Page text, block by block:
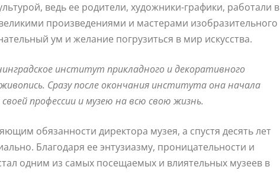
ведь ее родители, художники-графики, работали в
произведениями и мастерами изобразительного
ум и желание погрузиться в мир искусства.
институт прикладного и декоративного
живопись. Сразу после окончания института она начала
профессии и музею на всю свою жизнь.
обязанности директора музея, а спустя десять лет
Благодаря ее энтузиазму, проницательности и
одним из самых посещаемых и влиятельных музеев в